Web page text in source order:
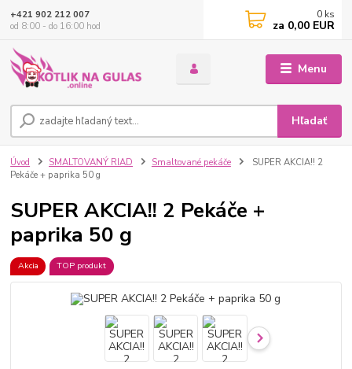
Menu
Hľadať
+421 902 212 007
od 8:00 - do 16:00 hod
0 ks
za 0,00 EUR
Úvod SMALTOVANÝ RIAD Smaltované pekáče
SUPER AKCIA!! 2
Pekáče + paprika 50 g
SUPER AKCIA!! 2 Pekáče +
paprika 50 g
Akcia TOP produkt